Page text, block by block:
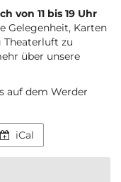
von 11 bis 19 Uhr
Gelegenheit, Karten
Theaterluft zu
über unsere
auf dem Werder
iCal